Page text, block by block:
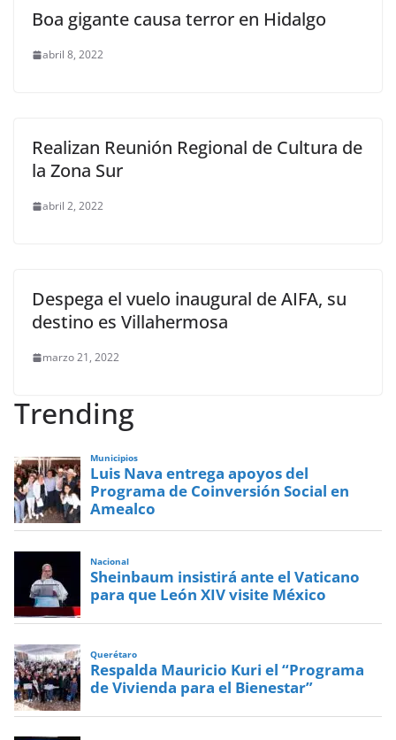
Boa gigante causa terror en Hidalgo
abril 8, 2022
Realizan Reunión Regional de Cultura de
la Zona Sur
abril 2, 2022
Despega el vuelo inaugural de AIFA, su
destino es Villahermosa
marzo 21, 2022
Trending
Municipios
Luis Nava entrega apoyos del
Programa de Coinversión Social en
Amealco
Nacional
Sheinbaum insistirá ante el Vaticano
para que León XIV visite México
Querétaro
Respalda Mauricio Kuri el “Programa
de Vivienda para el Bienestar”